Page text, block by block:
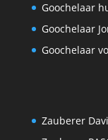
Goochelaar
Goochelaar
Goochelaar
Zauberer